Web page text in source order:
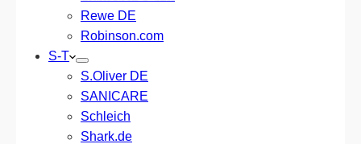
Rewe DE
Robinson.com
S-T
S.Oliver DE
SANICARE
Schleich
Shark.de